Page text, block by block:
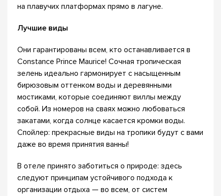
на плавучих платформах прямо в лагуне.
Лучшие виды
Они гарантированы всем, кто останавливается в
Constance Prince Maurice! Сочная тропическая
зелень идеально гармонирует с насыщенным
бирюзовым оттенком воды и деревянными
мостиками, которые соединяют виллы между
собой. Из номеров на сваях можно любоваться
закатами, когда солнце касается кромки воды.
Спойлер: прекрасные виды на тропики будут с вами
даже во время принятия ванны!
В отеле принято заботиться о природе: здесь
следуют принципам устойчивого подхода к
организации отдыха — во всем, от систем